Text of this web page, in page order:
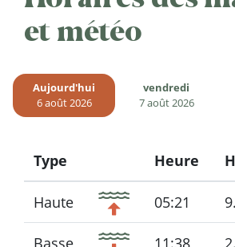
et météo
Aujourd'hui
6 août 2026
vendredi
7 août 2026
Type
Icon
Heure
Haute 05:21
Basse 11:38